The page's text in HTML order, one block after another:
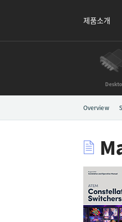
제품소개
Overview